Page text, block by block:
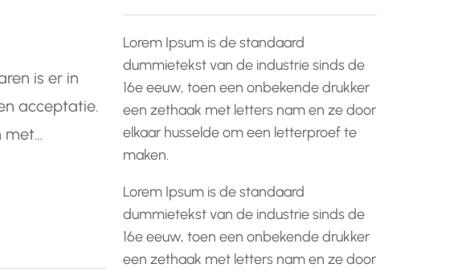
is er in
acceptatie.
met
Lorem Ipsum is de standaard
dummietekst van de industrie sinds de
16e eeuw, toen een onbekende drukker
een zethaak met letters nam en ze door
elkaar husselde om een letterproef te
maken.
Lorem Ipsum is de standaard
dummietekst van de industrie sinds de
16e eeuw, toen een onbekende drukker
een zethaak met letters nam en ze door